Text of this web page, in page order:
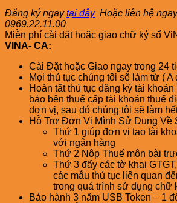
Đăng ký ngaytại đâyHoặc liên hệ
0969.22.11.00
Miễn phí cài đặt hoặc giao chữ ký số
VINA- CA:
Cài Đặt hoặc Giao ngay trong 24
Mọi thủ tục chúng tôi sẽ làm từ ( A
Hoàn tất thủ tục đăng ký tài
báo bên thuế cấp tài khoản thuế
đơn vị, sau đó chúng tôi sẽ làm
Hỗ Trợ Đơn Vị Mình Sử Dụng Về
Thứ 1 giúp đơn vị tạo tài
với ngân hàng
Thứ 2 Nộp Thuế môn bài
Thứ 3 đẩy các tờ khai
các mẫu thủ tục liên quan
trong quá trình sử dụng chữ
Bảo hành 3 năm USB Token – 1